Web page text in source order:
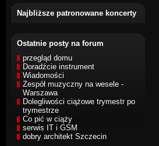
Najbliższe patronowane koncerty
Ostatnie posty na forum
przegląd domu
Doradźcie instrument
Wiadomości
Zespół muzyczny na wesele -
Warszawa
Dolegliwości ciążowe trymestr po
trymestrze
Co pić w ciąży
serwis IT i GSM
dobry architekt Szczecin